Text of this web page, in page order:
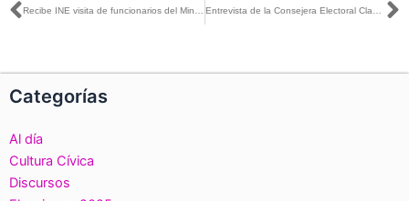
Ant
Categorías
Al día
Cultura Cívica
Discursos